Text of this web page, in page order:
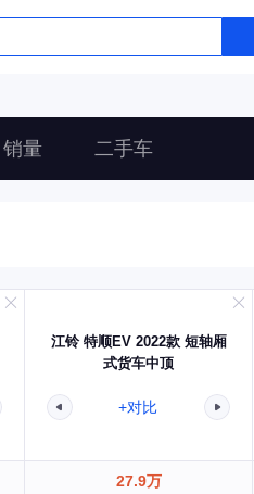
销量 二手车
江铃 特顺EV 2022款 短轴厢
式货车中顶
+对比
27.9万